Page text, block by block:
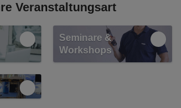
Veranstaltungsart
Seminare &
Workshops